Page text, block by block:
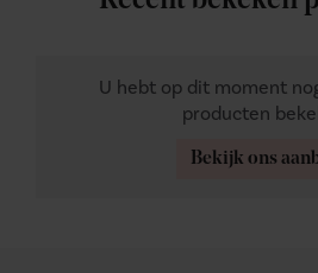
U hebt op dit moment
producten
Bekijk ons